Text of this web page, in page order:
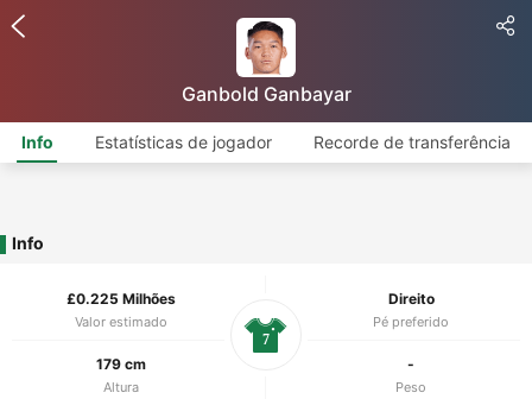
Ganbold Ganbayar
Info Estatísticas de jogador Recorde de transferência
Info
£0.225 Milhões
Valor estimado
Direito
Pé preferido
179 cm
Altura
-
Peso
7